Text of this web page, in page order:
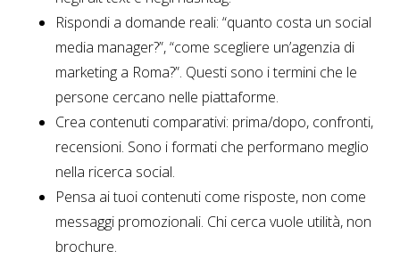
Rispondi a domande reali: “quanto costa un social
media manager?”, “come scegliere un’agenzia di
marketing a Roma?”. Questi sono i termini che le
persone cercano nelle piattaforme.
Crea contenuti comparativi: prima/dopo, confronti,
recensioni. Sono i formati che performano meglio
nella ricerca social.
Pensa ai tuoi contenuti come risposte, non come
messaggi promozionali. Chi cerca vuole utilità, non
brochure.